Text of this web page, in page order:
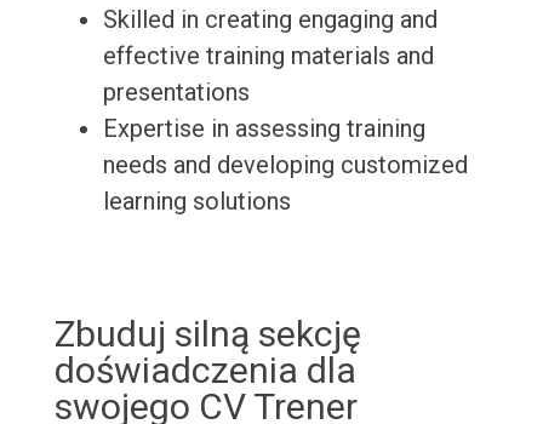
Skilled in creating engaging and
effective training materials and
presentations
Expertise in assessing training
needs and developing customized
learning solutions
Zbuduj silną sekcję
doświadczenia dla
swojego CV Trener